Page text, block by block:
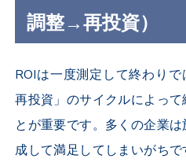
調整→再投資）
ROIは一度測定して終わり
再投資」のサイクルによっ
とが重要です。多くの企業
成して満足してしまいがち